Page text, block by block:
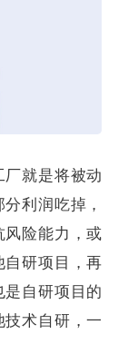
就是将被动
利润吃掉，
风险能力，或
自研项目，再
自研项目的
术自研，一